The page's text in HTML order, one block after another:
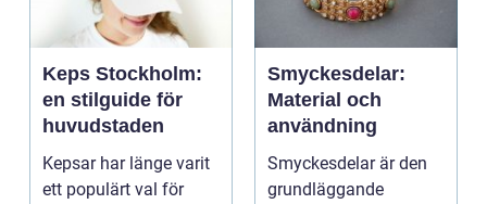
Keps Stockholm:
en stilguide för
huvudstaden
Kepsar har länge varit
ett populärt val för
Smyckesdelar:
Material och
användning
Smyckesdelar är den
grundläggande